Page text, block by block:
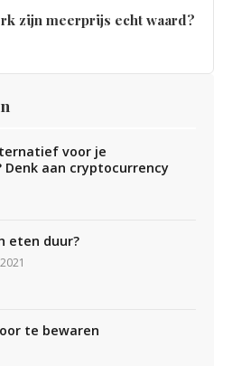
zijn meerprijs echt waard?
voor je
Denk aan cryptocurrency
eten duur?
te bewaren